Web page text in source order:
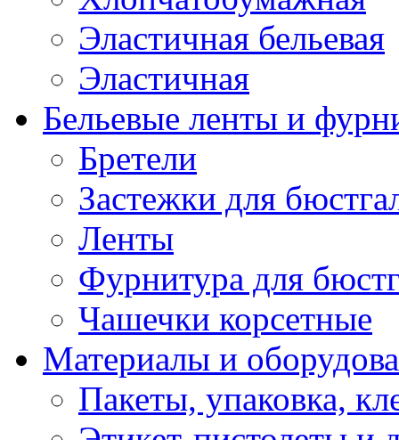
Эластичная бельевая
Эластичная
Бельевые ленты и
Бретели
Застежки для
Ленты
Фурнитура для
Чашечки корсетные
Материалы и
Пакеты, упаковка,